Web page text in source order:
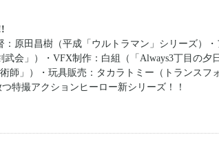
原田昌樹（平成「ウルトラマン」シリーズ）・
会」）・VFX制作：白組（「Always3丁目の夕日
師」）・玩具販売：タカラトミー（トランスフ
特撮アクションヒーロー新シリーズ！！